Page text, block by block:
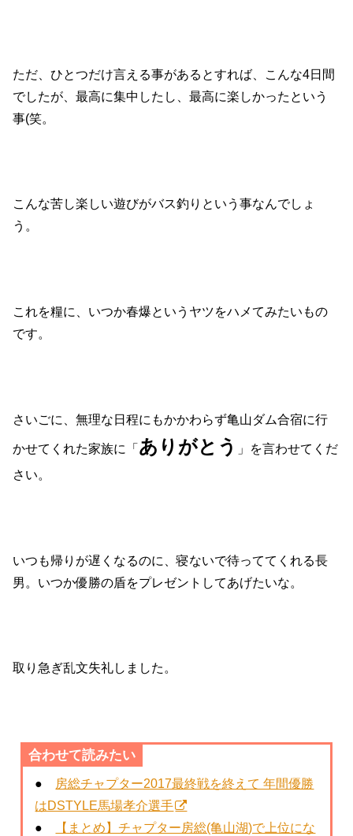
ただ、ひとつだけ言える事があるとすれば、こんな4日間
でしたが、最高に集中したし、最高に楽しかったという
事(笑。
こんな苦し楽しい遊びがバス釣りという事なんでしょ
う。
これを糧に、いつか春爆というヤツをハメてみたいもの
です。
さいごに、無理な日程にもかかわらず亀山ダム合宿に行
かせてくれた家族に「ありがとう
」を言わせてくだ
さい。
いつも帰りが遅くなるのに、寝ないで待っててくれる長
男。いつか優勝の盾をプレゼントしてあげたいな。
取り急ぎ乱文失礼しました。
合わせて読みたい
● 房総チャプター2017最終戦を終えて 年間優勝
はDSTYLE馬場孝介選手
●
【まとめ】チャプター房総(亀山湖)で上位にな